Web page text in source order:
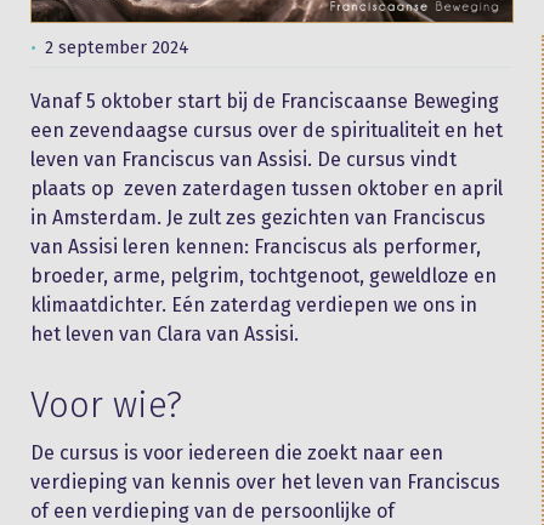
2 september 2024
Vanaf 5 oktober start bij de Franciscaanse Beweging
een zevendaagse cursus over de spiritualiteit en het
leven van Franciscus van Assisi. De cursus vindt
plaats op zeven zaterdagen tussen oktober en april
in Amsterdam. Je zult zes gezichten van Franciscus
van Assisi leren kennen: Franciscus als performer,
broeder, arme, pelgrim, tochtgenoot, geweldloze en
klimaatdichter. Eén zaterdag verdiepen we ons in
het leven van Clara van Assisi.
Voor wie?
De cursus is voor iedereen die zoekt naar een
verdieping van kennis over het leven van Franciscus
of een verdieping van de persoonlijke of